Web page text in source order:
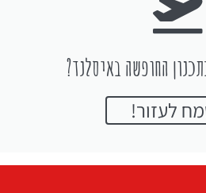
החופשה באיסלנד?
לעזור!